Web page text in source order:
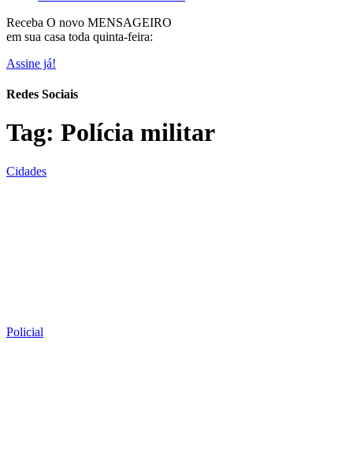
Receba O novo MENSAGEIRO
em sua casa toda quinta-feira:
Assine já!
Redes Sociais
Tag: Polícia militar
Cidades
Policial